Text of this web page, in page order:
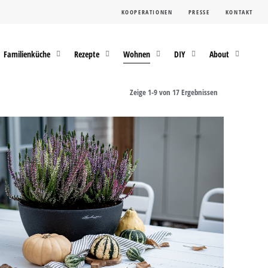
KOOPERATIONEN PRESSE KONTAKT
Familienküche Rezepte Wohnen DIY About
Zeige 1-9 von 17 Ergebnissen